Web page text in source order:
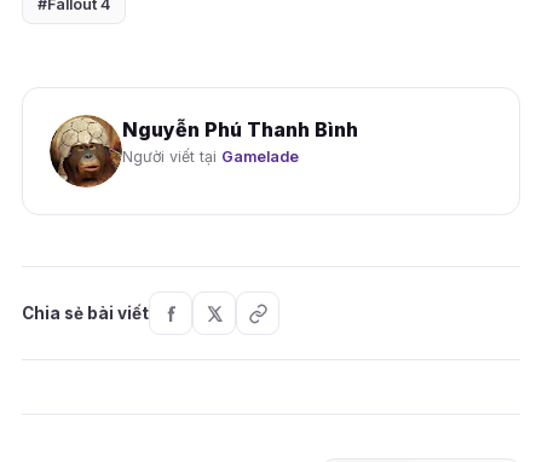
#Fallout 4
Nguyễn Phú Thanh Bình
Người viết tại Gamelade
Chia sẻ bài viết